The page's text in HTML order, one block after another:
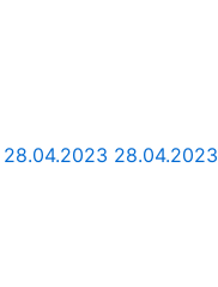
28.04.2023 28.04.2023